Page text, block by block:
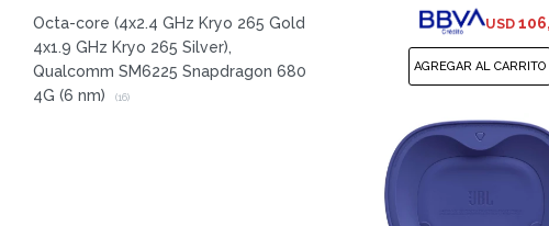
USD
Octa-core (4x2.4 GHz Kryo 265 Gold
4x1.9 GHz Kryo 265 Silver),
Qualcomm SM6225 Snapdragon 680
4G (6 nm)
(16)